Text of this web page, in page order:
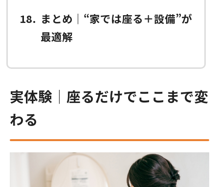
18
まとめ｜“家では座る＋設備”が
最適解
実体験｜座るだけでここまで変
わる